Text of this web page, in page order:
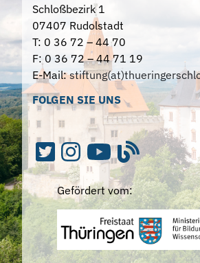
Schloßbezirk 1
07407 Rudolstadt
T: 0 36 72 – 44 70
F: 0 36 72 – 44 71 19
E-Mail:
FOLGEN SIE UNS
Gefördert vom: